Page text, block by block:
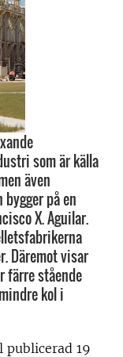
som är källa
även
på en
X. Aguilar.
Däremot visar
färre stående
kol i
publicerad 19